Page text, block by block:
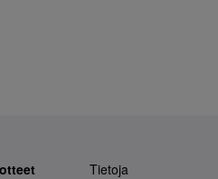
Tietoja